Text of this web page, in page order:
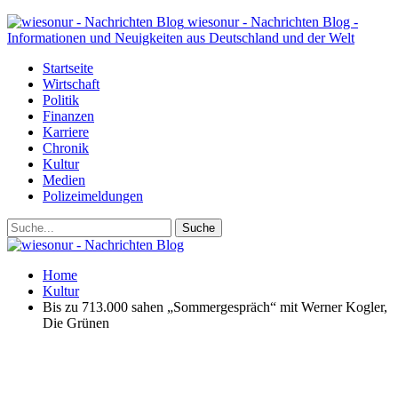
wiesonur - Nachrichten Blog -
Informationen und Neuigkeiten aus Deutschland und der Welt
Startseite
Wirtschaft
Politik
Finanzen
Karriere
Chronik
Kultur
Medien
Polizeimeldungen
Home
Kultur
Bis zu 713.000 sahen „Sommergespräch“ mit Werner Kogler,
Die Grünen